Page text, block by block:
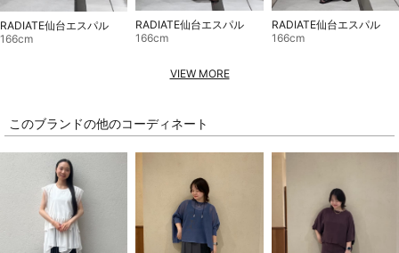
RADIATE仙台エスパル
166cm
RADIATE仙台エスパル
166cm
RADIATE仙台エスパル
166cm
VIEW MORE
このブランドの他のコーディネート